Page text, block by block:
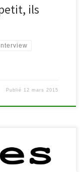
ils
Publié 12 mars 2015
il éclot maintenant